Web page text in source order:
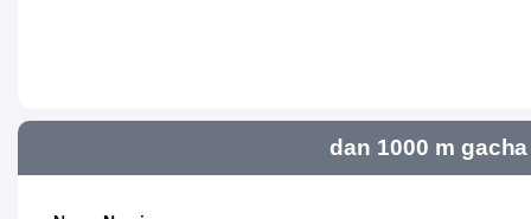
dan 1000 m